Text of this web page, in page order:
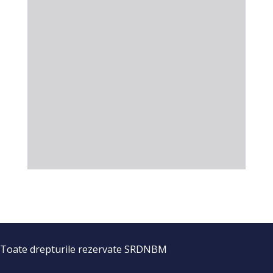
Toate drepturile rezervate SRDNBM